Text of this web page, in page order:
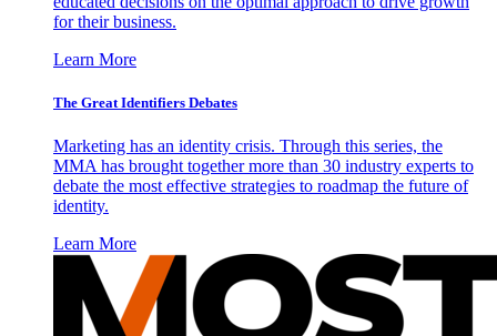
for their business.
Learn More
The Great Identifiers Debates
Marketing has an identity crisis. Through this series, the
MMA has brought together more than 30 industry experts to
debate the most effective strategies to roadmap the future of
identity.
Learn More